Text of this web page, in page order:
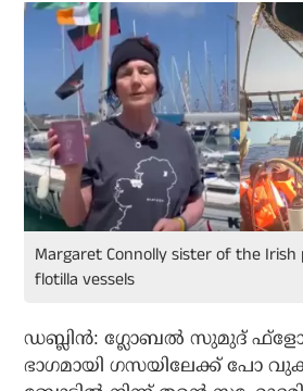
Margaret Connolly sister of the
flotilla vessels
ഡബ്ലിന്‍: ഗ്ലോബല്‍ സുമുദ്
ഭാഗമായി ഗസയിലേക്ക് പോ